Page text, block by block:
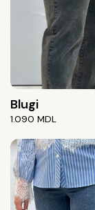
Blugi
1.090 MDL